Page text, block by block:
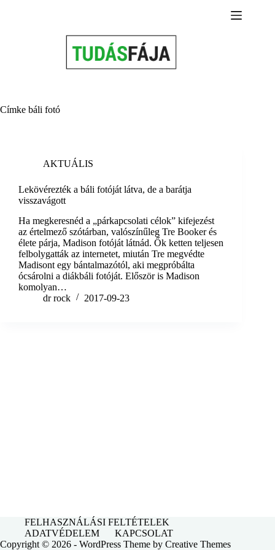
Címke báli fotó
AKTUÁLIS
Lekövérezték a báli fotóját látva, de a barátja
visszavágott
Ha megkeresnéd a „párkapcsolati célok” kifejezést
az értelmező szótárban, valószínűleg Tre Booker és
élete párja, Madison fotóját látnád. Ők ketten teljesen
felbolygatták az internetet, miután Tre megvédte
Madisont egy bántalmazótól, aki megpróbálta
ócsárolni a diákbáli fotóját. Először is Madison
komolyan…
dr rock
2017-09-23
FELHASZNÁLÁSI FELTÉTELEK
ADATVÉDELEM
KAPCSOLAT
Copyright © 2026 - WordPress Theme by Creative Themes